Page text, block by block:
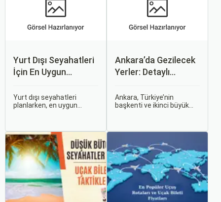
Yurt Dışı Seyahatleri
İçin En Uygun
Yurt dışı seyahatleri
planlarken, en uygun
daha keyifli bir tatil
geçirmenizi sağlar. Bu
yazıda, mevsimsel
değişiklikleri, özel tatil
günlerini ve Sorgulamax.
Ankara’da Gezilecek
Yerler: Detaylı
Ankara, Türkiye’nin
başkenti ve ikinci büyük
Anadolu’nun kalbinde yer
alan bu şehir, hem tarihî
zenginlikleri hem de doğal
güzellikleri ile
ziyaretçilerine çeşitli keşif
imkanları sunmaktadır.